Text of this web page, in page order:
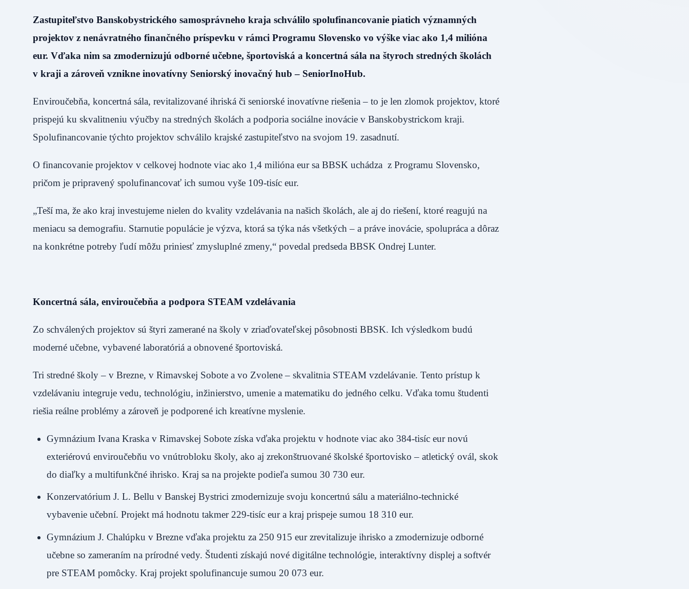
Zastupiteľstvo Banskobystrického samosprávneho kraja schválilo spolufinancovanie piatich významných
projektov z nenávratného finančného príspevku v rámci Programu Slovensko vo výške viac ako 1,4 milióna
eur. Vďaka nim sa zmodernizujú odborné učebne, športoviská a koncertná sála na štyroch stredných školách
v kraji a zároveň vznikne inovatívny Seniorský inovačný hub – SeniorInoHub.
Enviroučebňa, koncertná sála, revitalizované ihriská či seniorské inovatívne riešenia – to je len zlomok projektov, ktoré
prispejú ku skvalitneniu výučby na stredných školách a podporia sociálne inovácie v Banskobystrickom kraji.
Spolufinancovanie týchto projektov schválilo krajské zastupiteľstvo na svojom 19. zasadnutí.
O financovanie projektov v celkovej hodnote viac ako 1,4 milióna eur sa BBSK uchádza z Programu Slovensko,
pričom je pripravený spolufinancovať ich sumou vyše 109-tisíc eur.
„Teší ma, že ako kraj investujeme nielen do kvality vzdelávania na našich školách, ale aj do riešení, ktoré reagujú na
meniacu sa demografiu. Starnutie populácie je výzva, ktorá sa týka nás všetkých – a práve inovácie, spolupráca a dôraz
na konkrétne potreby ľudí môžu priniesť zmysluplné zmeny,“ povedal predseda BBSK Ondrej Lunter.
Koncertná sála, enviroučebňa a podpora STEAM vzdelávania
Zo schválených projektov sú štyri zamerané na školy v zriaďovateľskej pôsobnosti BBSK. Ich výsledkom budú
moderné učebne, vybavené laboratóriá a obnovené športoviská.
Tri stredné školy – v Brezne, v Rimavskej Sobote a vo Zvolene – skvalitnia STEAM vzdelávanie. Tento prístup k
vzdelávaniu integruje vedu, technológiu, inžinierstvo, umenie a matematiku do jedného celku. Vďaka tomu študenti
riešia reálne problémy a zároveň je podporené ich kreatívne myslenie.
Gymnázium Ivana Kraska v Rimavskej Sobote získa vďaka projektu v hodnote viac ako 384-tisíc eur novú
exteriérovú enviroučebňu vo vnútrobloku školy, ako aj zrekonštruované školské športovisko – atletický ovál, skok
do diaľky a multifunkčné ihrisko. Kraj sa na projekte podieľa sumou 30 730 eur.
Konzervatórium J. L. Bellu v Banskej Bystrici zmodernizuje svoju koncertnú sálu a materiálno-technické
vybavenie učební. Projekt má hodnotu takmer 229-tisíc eur a kraj prispeje sumou 18 310 eur.
Gymnázium J. Chalúpku v Brezne vďaka projektu za 250 915 eur zrevitalizuje ihrisko a zmodernizuje odborné
učebne so zameraním na prírodné vedy. Študenti získajú nové digitálne technológie, interaktívny displej a softvér
pre STEAM pomôcky. Kraj projekt spolufinancuje sumou 20 073 eur.